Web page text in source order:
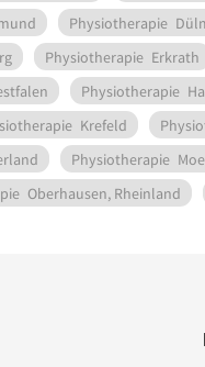
Physiotherapie
Physiotherapie Erkrath
Physiotherapie
Krefeld
Physiotherapie
Oberhausen, Rheinland